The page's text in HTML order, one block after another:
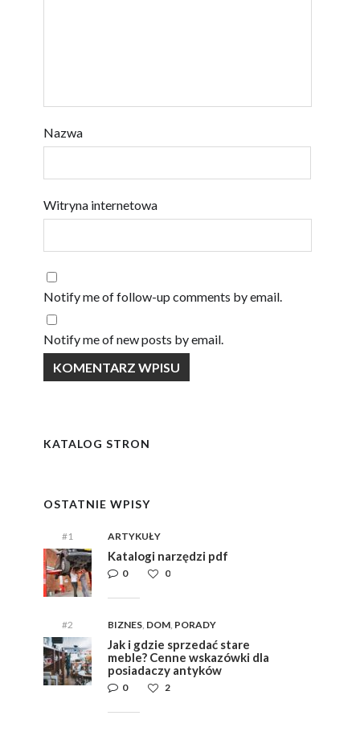
Nazwa
Witryna internetowa
Notify me of follow-up comments by email.
Notify me of new posts by email.
KATALOG STRON
OSTATNIE WPISY
#1 ARTYKUŁY
Katalogi narzędzi pdf
0
0
#2 BIZNES, DOM, PORADY
Jak i gdzie sprzedać stare
meble? Cenne wskazówki dla
posiadaczy antyków
2
0